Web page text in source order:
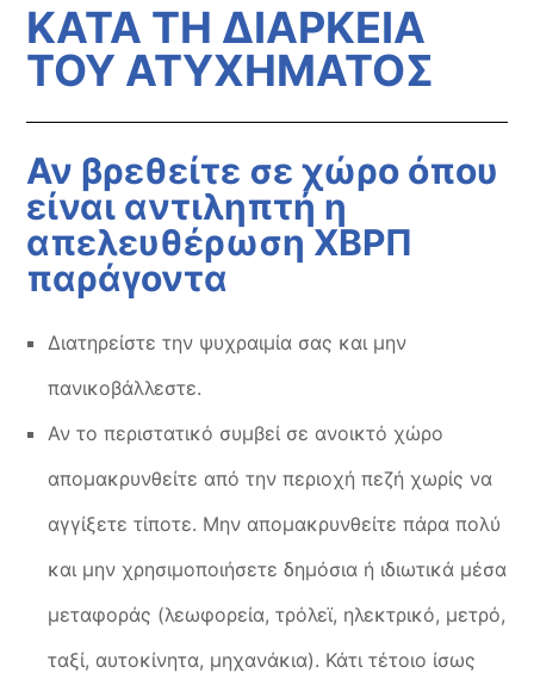
ΚΑΤΑ ΤΗ ΔΙΑΡΚΕΙΑ
ΤΟΥ ΑΤΥΧΗΜΑΤΟΣ
Αν βρεθείτε σε χώρο όπου
είναι αντιληπτή η
απελευθέρωση ΧΒΡΠ
παράγοντα
Διατηρείστε την ψυχραιμία σας και μην
πανικοβάλλεστε.
Αν το περιστατικό συμβεί σε ανοικτό χώρο
απομακρυνθείτε από την περιοχή πεζή χωρίς να
αγγίξετε τίποτε. Μην απομακρυνθείτε πάρα πολύ
και μην χρησιμοποιήσετε δημόσια ή ιδιωτικά μέσα
μεταφοράς (λεωφορεία, τρόλεϊ, ηλεκτρικό, μετρό,
ταξί, αυτοκίνητα, μηχανάκια). Κάτι τέτοιο ίσως